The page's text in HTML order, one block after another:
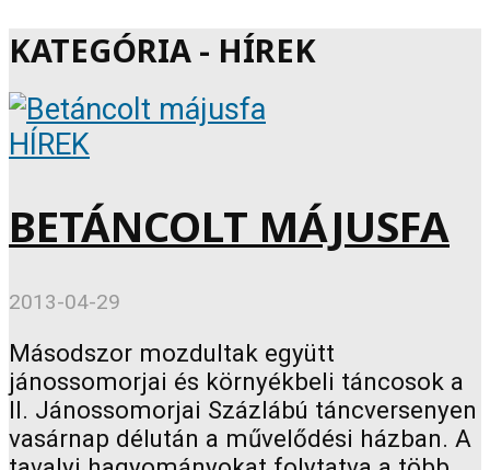
KATEGÓRIA - HÍREK
HÍREK
BETÁNCOLT MÁJUSFA
2013-04-29
Másodszor mozdultak együtt
jánossomorjai és környékbeli táncosok a
II. Jánossomorjai Százlábú táncversenyen
vasárnap délután a művelődési házban. A